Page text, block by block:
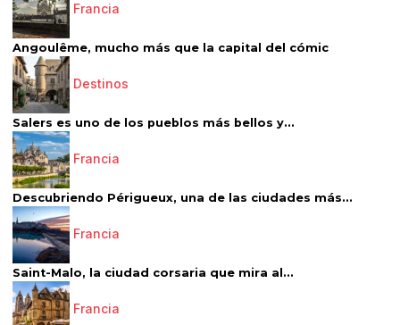
Francia
Angoulême, mucho más que la capital del cómic
Destinos
Salers es uno de los pueblos más bellos y...
Francia
Descubriendo Périgueux, una de las ciudades más...
Francia
Saint-Malo, la ciudad corsaria que mira al...
Francia